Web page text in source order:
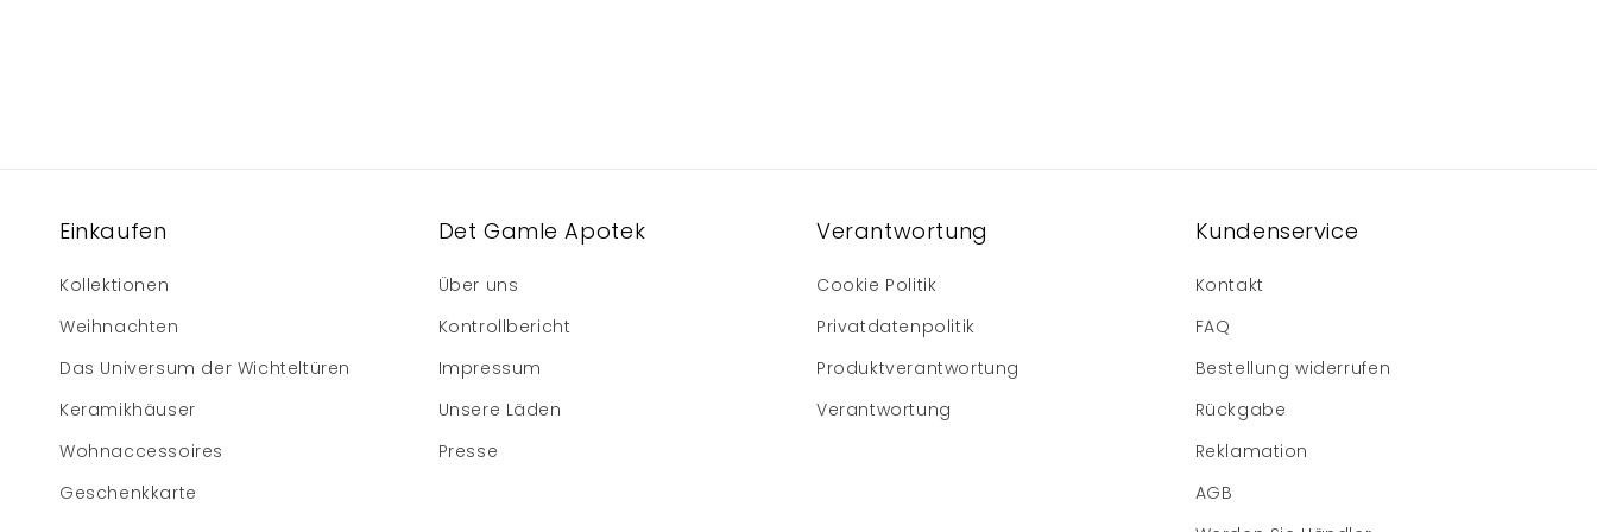
Einkaufen
Kollektionen
Weihnachten
Das Universum der Wichteltüren
Keramikhäuser
Wohnaccessoires
Geschenkkarte
Det Gamle Apotek
Über uns
Kontrollbericht
Impressum
Unsere Läden
Presse
Verantwortung
Cookie Politik
Privatdatenpolitik
Produktverantwortung
Verantwortung
Kundenservice
Kontakt
FAQ
Bestellung widerrufen
Rückgabe
Reklamation
AGB